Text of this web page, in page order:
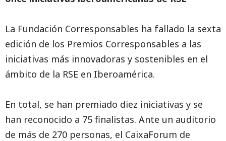
La Fundación Corresponsables ha fallado la sexta
edición de los Premios Corresponsables a las
iniciativas más innovadoras y sostenibles en el
ámbito de la RSE en Iberoamérica.
En total, se han premiado diez iniciativas y se
han reconocido a 75 finalistas. Ante un auditorio
de más de 270 personas, el CaixaForum de